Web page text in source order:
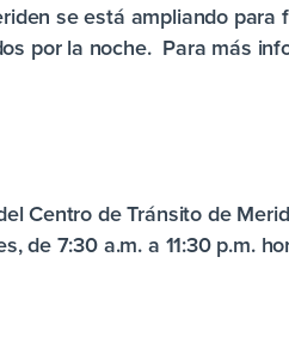
se está ampliando para
por la noche. Para más
Centro de Tránsito de
de 7:30 a.m. a 11:30 p.m.